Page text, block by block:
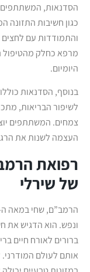
הסדנאות, המשתתפים
כגון חשיבות התזונה
והתמודדות עם לחצים
מרפא כחלק מהטיפול
היומיום.
בנוסף, הסדנאות
לשיפור הבריאות,
צמחים. המשתתפים
העצמה לשנות את
רפואת
של שירלי
ונפש. הוא הדגיש את
ברורים לאורח חיים
אותם לעולם